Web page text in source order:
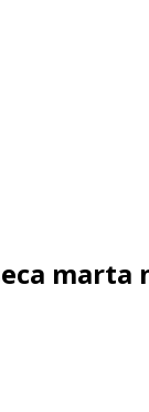
marta